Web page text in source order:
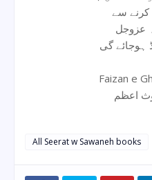
سے
عزوجل
ہوجائے گی
Faizan e
All Seerat w Sawaneh books